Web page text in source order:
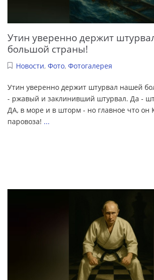
Утин уверенно держит
большой страны!
Новости, Фото, Фотогалерея
Утин уверенно держит штурвал нашей
- ржавый и заклинивший штурвал. Да -
ДА, в море и в шторм - но главное что
паровоза! ...